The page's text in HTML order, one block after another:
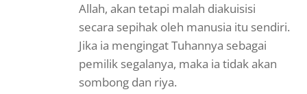
Allah, akan tetapi malah diakuisisi
secara sepihak oleh manusia itu sendiri.
Jika ia mengingat Tuhannya sebagai
pemilik segalanya, maka ia tidak akan
sombong dan riya.